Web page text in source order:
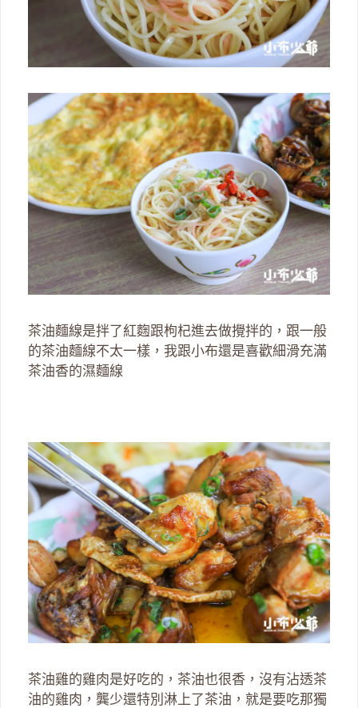
茶油麵線是拌了紅麴跟枸杞進去做攪拌的，跟一般
的茶油麵線不太一樣，我跟小布還是喜歡細滑充滿
茶油香的濕麵線
茶油雞的雞肉是好吃的，茶油也很香，沒有沾透茶
油的雞肉，龔少還特別淋上了茶油，就是要吃那獨